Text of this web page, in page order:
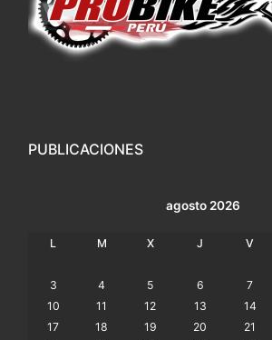
PUBLICACIONES
agosto 2026
L M X J V
3
4 5 6 7
10
11 12 13 14
17
18 19 20 21